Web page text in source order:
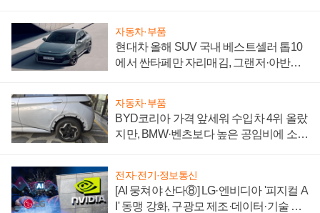
자동차·부품
현대차 올해 SUV 국내 베스트셀러 톱10
에서 싼타페만 자리매김, 그랜저·아반떼
자동차·부품
BYD코리아 가격 앞세워 수입차 4위 올랐
지만, BMW·벤츠보다 높은 공임비에 소비
전자·전기·정보통신
[AI 뭉쳐야 산다⑧] LG·엔비디아 '피지컬 A
I' 동맹 강화, 구광모 제조·데이터·기술 결